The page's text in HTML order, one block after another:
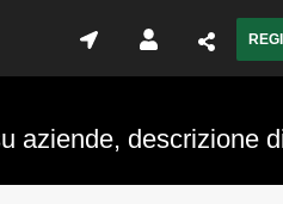
aziende, descrizione